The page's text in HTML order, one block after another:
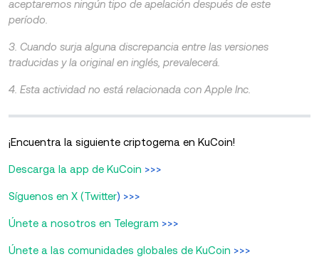
aceptaremos ningún tipo de apelación después de este
período.
3. Cuando surja alguna discrepancia entre las versiones
traducidas y la original en inglés, prevalecerá.
4. Esta actividad no está relacionada con Apple Inc.
¡Encuentra la siguiente criptogema en KuCoin!
Descarga la app de KuCoin >>>
Síguenos en X (Twitter) >>>
Únete a nosotros en Telegram >>>
Únete a las comunidades globales de KuCoin >>>